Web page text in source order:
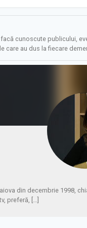
facă cunoscute publicului,
care au dus la fiecare
din decembrie 1998,
preferă, […]